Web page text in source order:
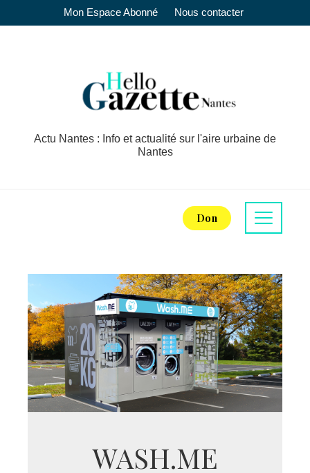
Mon Espace Abonné Nous contacter
Actu Nantes : Info et actualité sur l'aire urbaine de
Nantes
Don
WASH.ME